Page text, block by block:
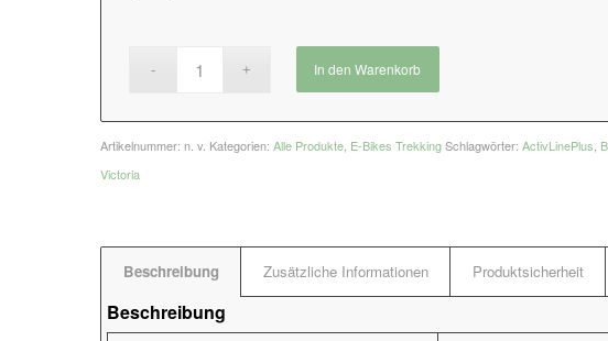
In den Warenkorb
Artikelnummer:n. v. Kategorien:Alle Produkte E-Bikes Trekking Schlagwörter:ActivLinePlus
Victoria
Beschreibung Zusätzliche Informationen Produktsicherheit
Beschreibung